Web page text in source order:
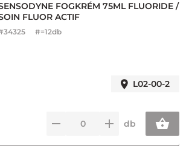
FOGKRÉM 75ML FLUORIDE /
FLUOR ACTIF
34325 #=12db
L02-00-2
db